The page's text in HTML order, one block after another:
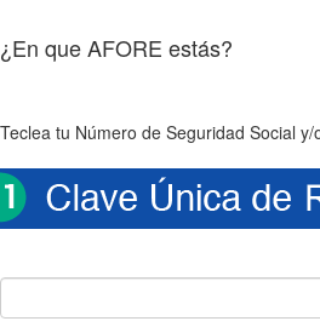
¿En que AFORE estás?
Teclea tu Número de Seguridad Social